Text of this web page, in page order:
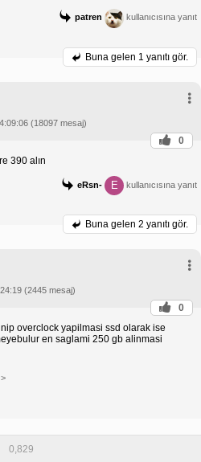
patren kullanıcısına yanıt
Buna gelen 1 yanıtı gör.
(18097 mesaj)
0
390 alın
eRsn- E kullanıcısına yanıt
Buna gelen 2 yanıtı gör.
(2445 mesaj)
0
overclock yapilmasi ssd olarak ise
en saglami 250 gb alinmasi
0,829